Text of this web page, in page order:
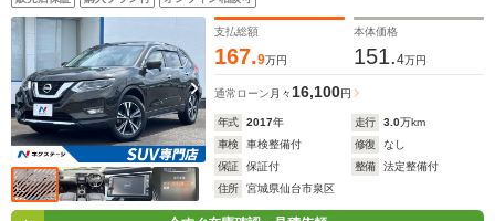
キ 防水シート LEDヘッドライト デュアルオートエ
アコン 禁煙車
支払総額
167.9万円
本体価格
151.4万円
通常ローン 月々 16,100円
年式 2017年 走行 3.0万km
車検
車検整備付 修復
なし
保証
保証付 整備
法定整備付
住所
宮城県仙台市泉区